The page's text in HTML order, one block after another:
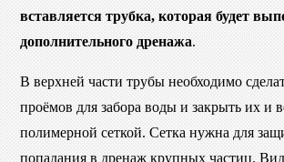
вставляется трубка, которая будет
дополнительного дренажа.
В верхней части трубы необходимо
проёмов для забора воды и закрыть их и
полимерной сеткой. Сетка нужна для
попадания в дренаж крупных частиц.